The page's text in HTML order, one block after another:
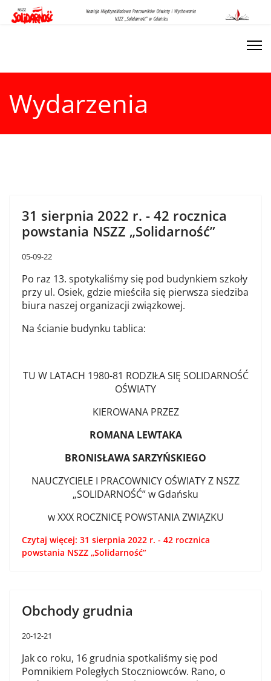
Wydarzenia
31 sierpnia 2022 r. - 42 rocznica
powstania NSZZ „Solidarność”
05-09-22
Po raz 13. spotykaliśmy się pod budynkiem szkoły
przy ul. Osiek, gdzie mieściła się pierwsza siedziba
biura naszej organizacji związkowej.
Na ścianie budynku tablica:
TU W LATACH 1980-81 RODZIŁA SIĘ SOLIDARNOŚĆ
OŚWIATY
KIEROWANA PRZEZ
ROMANA LEWTAKA
BRONISŁAWA SARZYŃSKIEGO
NAUCZYCIELE I PRACOWNICY OŚWIATY Z NSZZ
„SOLIDARNOŚĆ” w Gdańsku
w XXX ROCZNICĘ POWSTANIA ZWIĄZKU
Czytaj więcej: 31 sierpnia 2022 r. - 42 rocznica
powstania NSZZ „Solidarność”
Obchody grudnia
20-12-21
Jak co roku, 16 grudnia spotkaliśmy się pod
Pomnikiem Poległych Stoczniowców. Rano, o